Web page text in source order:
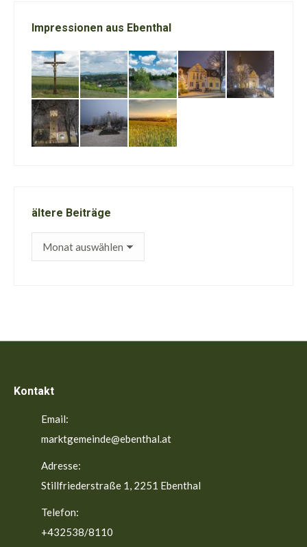
Impressionen aus Ebenthal
ältere Beiträge
ältere
Kontakt
Email:
marktgemeinde@ebenthal.at
Adresse:
Stillfriederstraße 1, 2251 Ebenthal
Telefon:
+432538/8110